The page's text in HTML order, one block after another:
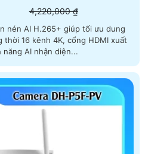
4,220,000 ₫
nén AI H.265+ giúp tối ưu dung
hợp tính năng AI nhận diện...